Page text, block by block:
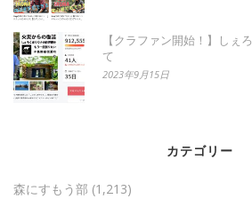
【クラファン開始！】しぇ
て
2023年9月15日
カテゴリー
森にすもう部 (1,213)